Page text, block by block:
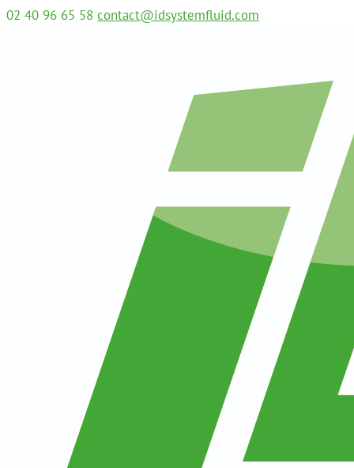
02 40 96 65 58 contact@idsystemfluid.com